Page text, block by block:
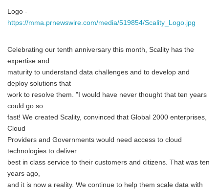
Logo -
https://mma.prnewswire.com/media/519854/Scality_Logo.jpg
Celebrating our tenth anniversary this month, Scality has the
expertise and
maturity to understand data challenges and to develop and
deploy solutions that
work to resolve them. "I would have never thought that ten years
could go so
fast! We created Scality, convinced that Global 2000 enterprises,
Cloud
Providers and Governments would need access to cloud
technologies to deliver
best in class service to their customers and citizens. That was ten
years ago,
and it is now a reality. We continue to help them scale data with